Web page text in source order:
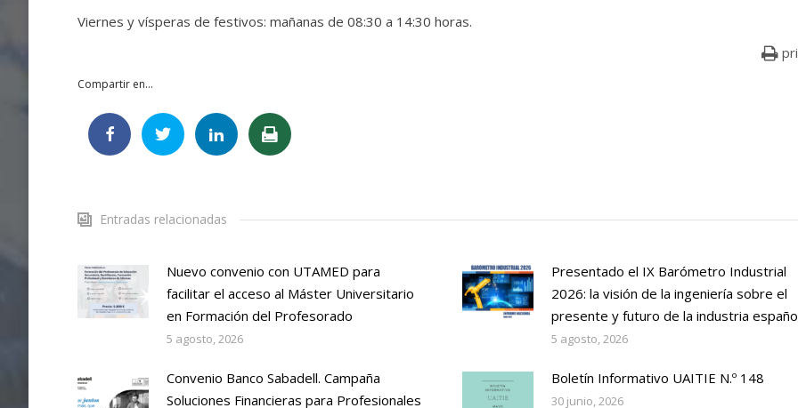
Viernes y vísperas de festivos: mañanas de 08:30 a 14:30 horas.
Compartir en...
Entradas relacionadas
Nuevo convenio con UTAMED para
facilitar el acceso al Máster Universitario
en Formación del Profesorado
5 agosto, 2026
Presentado el IX Barómetro Industrial
2026: la visión de la ingeniería sobre el
presente y futuro de la industria
5 agosto, 2026
Convenio Banco Sabadell. Campaña
Soluciones Financieras para Profesionales
Boletín Informativo UAITIE N.º 148
30 junio, 2026